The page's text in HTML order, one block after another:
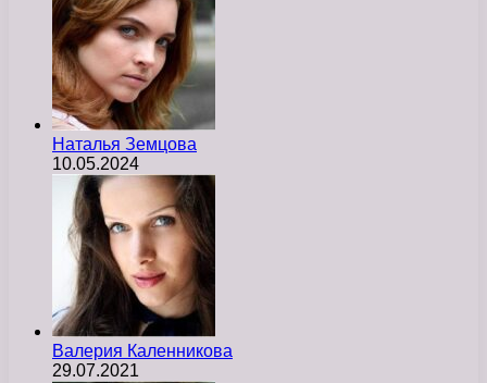
Наталья Земцова
10.05.2024
Валерия Каленникова
29.07.2021